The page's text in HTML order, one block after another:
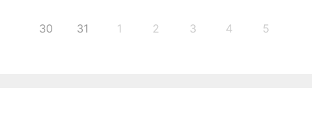
30 31 1 2 3 4 5